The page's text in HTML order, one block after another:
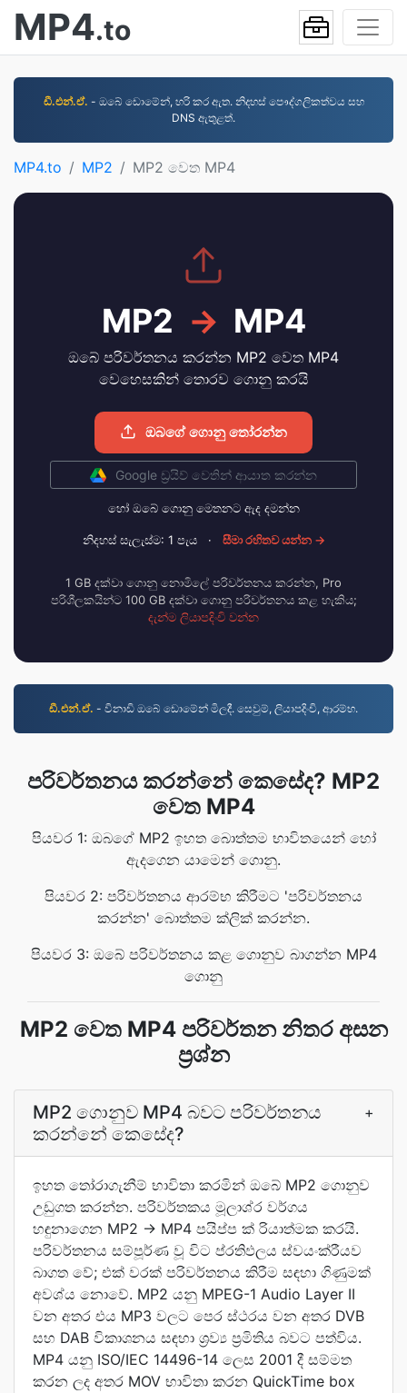
MP4.to
ඩී.එන්.ඒ. - ඔබේ ඩොමේන්, හරි කර ඇත. නිදහස් පෞද්ගලිකත්වය සහ
DNS ඇතුළත්.
MP4.to MP2 MP2 වෙත MP4
MP2 → MP4
ඔබේ පරිවර්තනය කරන්න MP2 වෙත MP4
වෙහෙසකින් තොරව ගොනු කරයි
ඔබගේ ගොනු තෝරන්න
Google ඩ්‍රයිව් වෙතින් ආයාත කරන්න
හෝ ඔබේ ගොනු මෙතනට ඇද දමන්න
නිදහස් සැලැස්ම: 1 පැය · සීමා රහිතව යන්න →
1 GB දක්වා ගොනු නොමිලේ පරිවර්තනය කරන්න, Pro
පරිශීලකයින්ට 100 GB දක්වා ගොනු පරිවර්තනය කළ හැකිය;
දැන්ම ලියාපදිංචි වන්න
ඩී.එන්.ඒ. - විනාඩි ඔබේ ඩොමේන් මිලදී. සෙවුම්, ලියාපදිංචි, ආරම්භ.
පරිවර්තනය කරන්නේ කෙසේද? MP2
වෙත MP4
පියවර 1: ඔබගේ MP2 ඉහත බොත්තම භාවිතයෙන් හෝ
ඇදගෙන යාමෙන් ගොනු.
පියවර 2: පරිවර්තනය ආරම්භ කිරීමට 'පරිවර්තනය
කරන්න' බොත්තම ක්ලික් කරන්න.
පියවර 3: ඔබේ පරිවර්තනය කළ ගොනුව බාගන්න MP4
ගොනු
MP2 වෙත MP4 පරිවර්තන නිතර අසන
ප්‍රශ්න
MP2 ගොනුව MP4 බවට පරිවර්තනය
කරන්නේ කෙසේද?
+
ඉහත තෝරාගැනීම් භාවිතා කරමින් ඔබේ MP2 ගොනුව
උඩුගත කරන්න. පරිවර්තකය මූලාශ්ර වර්ගය
හඳුනාගෙන MP2 → MP4 පයිප්ප ක් රියාත්මක කරයි.
පරිවර්තනය සම්පූර්ණ වූ විට ප්රතිඵලය ස්වයංක්රීයව
බාගත වේ; එක් වරක් පරිවර්තනය කිරීම සඳහා ගිණුමක්
අවශ්ය නොවේ. MP2 යනු MPEG-1 Audio Layer II
වන අතර එය MP3 වලට පෙර ස්ථරය වන අතර DVB
සහ DAB විකාශනය සඳහා ශ්‍රව්‍ය ප්‍රමිතිය බවට පත්විය.
MP4 යනු ISO/IEC 14496-14 ලෙස 2001 දී සම්මත
කරන ලද අතර MOV භාවිතා කරන QuickTime box